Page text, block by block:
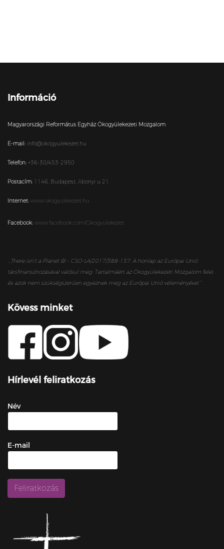
Információ
Magyarországi Református Egyház Ökogyülekezeti Mozgalom
E-mail: info@okogyulekezet.hu
Telefon: +36-30/453-2950
Postacím: 1146, Budapest, Abonyi u 21.
Internet: www.okogyulekezet.hu
Facebook: www.facebook.com/Okogyulekezet
„ There isn’t a Planet B! - CSO-LA/2017/388-137. A honlap az Európai Unió
társfinanszírozásával valósul meg. Tartalmáért az Ökogyülekezeti Mozgalom felel,
és azok nem szükségszerűen egyeznek meg az Európai Unió véleményével.”
Kövess minket
Hírlevél feliratkozás
Név
E-mail